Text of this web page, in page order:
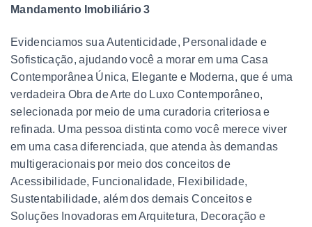
Mandamento Imobiliário 3
Evidenciamos sua Autenticidade, Personalidade e
Sofisticação, ajudando você a morar em uma Casa
Contemporânea Única, Elegante e Moderna, que é uma
verdadeira Obra de Arte do Luxo Contemporâneo,
selecionada por meio de uma curadoria criteriosa e
refinada. Uma pessoa distinta como você merece viver
em uma casa diferenciada, que atenda às demandas
multigeracionais por meio dos conceitos de
Acessibilidade, Funcionalidade, Flexibilidade,
Sustentabilidade, além dos demais Conceitos e
Soluções Inovadoras em Arquitetura, Decoração e